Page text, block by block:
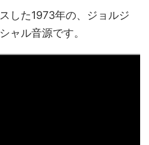
した1973年の、ジョルジ
ャル音源です。